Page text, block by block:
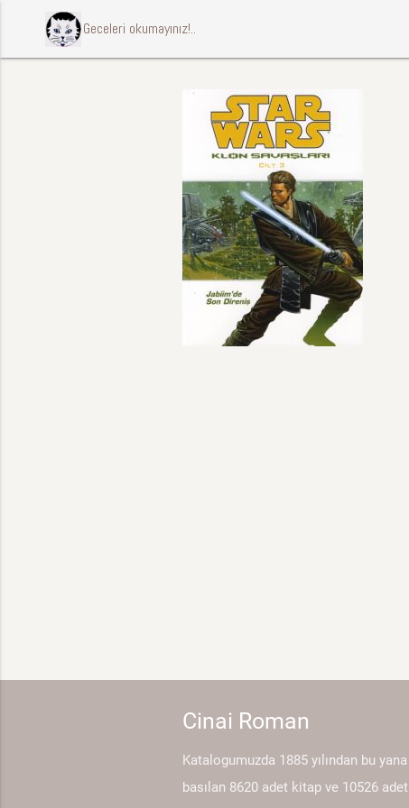
ccccci Geceleri okumayınız!..
Cinai Roman
Katalogumuzda 1885 yılından bu yana
basılan 8620 adet kitap ve 10526 adet